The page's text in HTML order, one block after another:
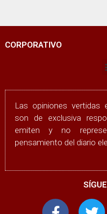
CORPORATIVO
Las opiniones vertidas
son de exclusiva
emiten y no
pensamiento del diario